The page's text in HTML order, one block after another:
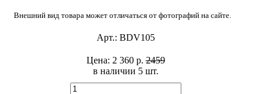
Внешний вид товара может отличаться от фотографий на сайте.
Арт.: BDV105
в наличии 5 шт. ​
Цена: 2 360 р.2459